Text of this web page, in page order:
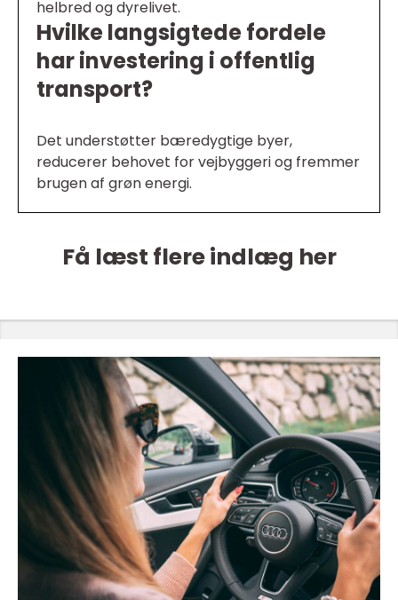
helbred og dyrelivet.
Hvilke langsigtede fordele
har investering i offentlig
transport?
Det understøtter bæredygtige byer,
reducerer behovet for vejbyggeri og fremmer
brugen af grøn energi.
Få læst flere indlæg her